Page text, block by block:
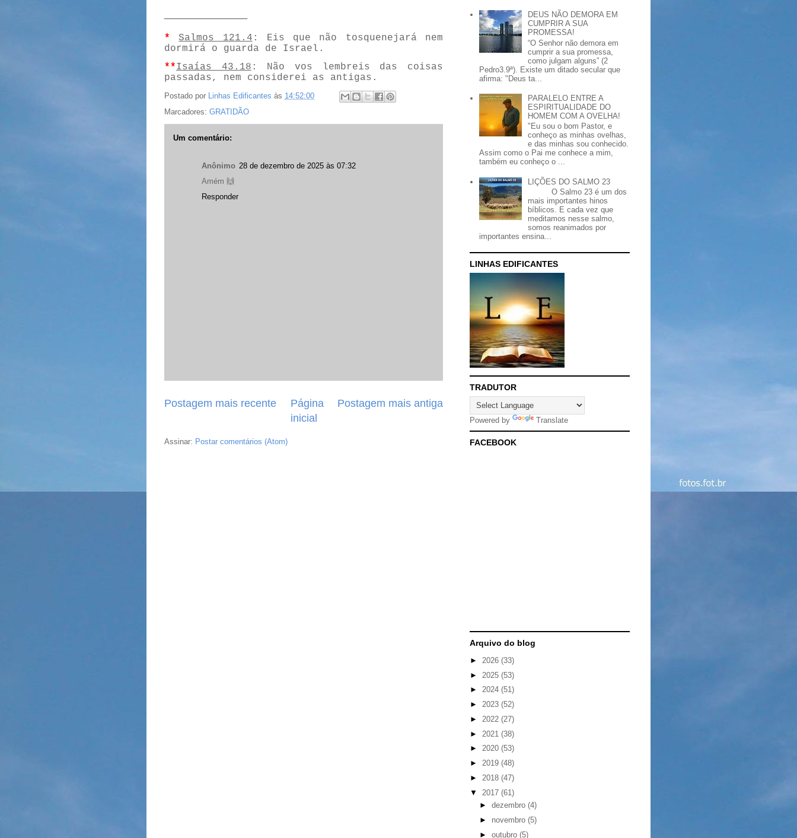
* Salmos 121.4 : Eis que não tosquenejará nem
dormirá o guarda de Israel.
**Isaías 43.18 : Não vos lembreis das coisas
passadas, nem considerei as antigas.
Postado por Linhas Edificantes às 14:52:00
Marcadores: GRATIDÃO
Um comentário:
Anônimo 28 de dezembro de 2025 às 07:32
Amém 🙌
Responder
Postagem mais recente Postagem mais antiga
Página
inicial
Assinar: Postar comentários (Atom)
DEUS NÃO DEMORA EM
CUMPRIR A SUA
PROMESSA!
“O Senhor não demora em
cumprir a sua promessa,
como julgam alguns” (2
Pedro3.9ª). Existe um ditado secular que
afirma: "Deus ta...
PARALELO ENTRE A
ESPIRITUALIDADE DO
HOMEM COM A OVELHA!
"Eu sou o bom Pastor, e
conheço as minhas ovelhas,
e das minhas sou conhecido.
Assim como o Pai me conhece a mim,
também eu conheço o ...
LIÇÕES DO SALMO 23
O Salmo 23 é um dos
mais importantes hinos
bíblicos. E cada vez que
meditamos nesse salmo,
somos reanimados por
importantes ensina...
LINHAS EDIFICANTES
TRADUTOR
Powered by Translate
FACEBOOK
Arquivo do blog
► 2026 (33)
► 2025 (53)
► 2024 (51)
► 2023 (52)
► 2022 (27)
► 2021 (38)
► 2020 (53)
► 2019 (48)
► 2018 (47)
▼ 2017 (61)
► dezembro (4)
► novembro (5)
► outubro (5)